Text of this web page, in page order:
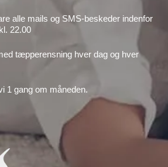
alle mails og SMS-beskeder indenfor
22.00
tæpperensning hver dag og hver
1 gang om måneden.